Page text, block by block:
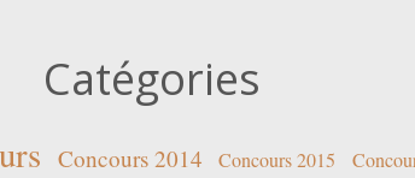
Catégories
Concours 2014 Concours 2015